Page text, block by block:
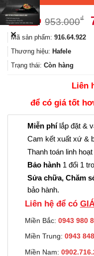
953.000₫
Mã sản phẩm: 916.64.922
Thương hiệu: Hafele
Trạng thái: Còn hàng
Liên
để có giá tốt
Miễn phílắp đặt &
Cam kết xuất xứ &
Thanh toán linh
Bảo hành 1 đổi 1
Sửa chữa, Chăm
bảo hành.
Liên hệ để có
Miền Bắc: 0943 980
Miền Trung: 0943
Miền Nam:
✕